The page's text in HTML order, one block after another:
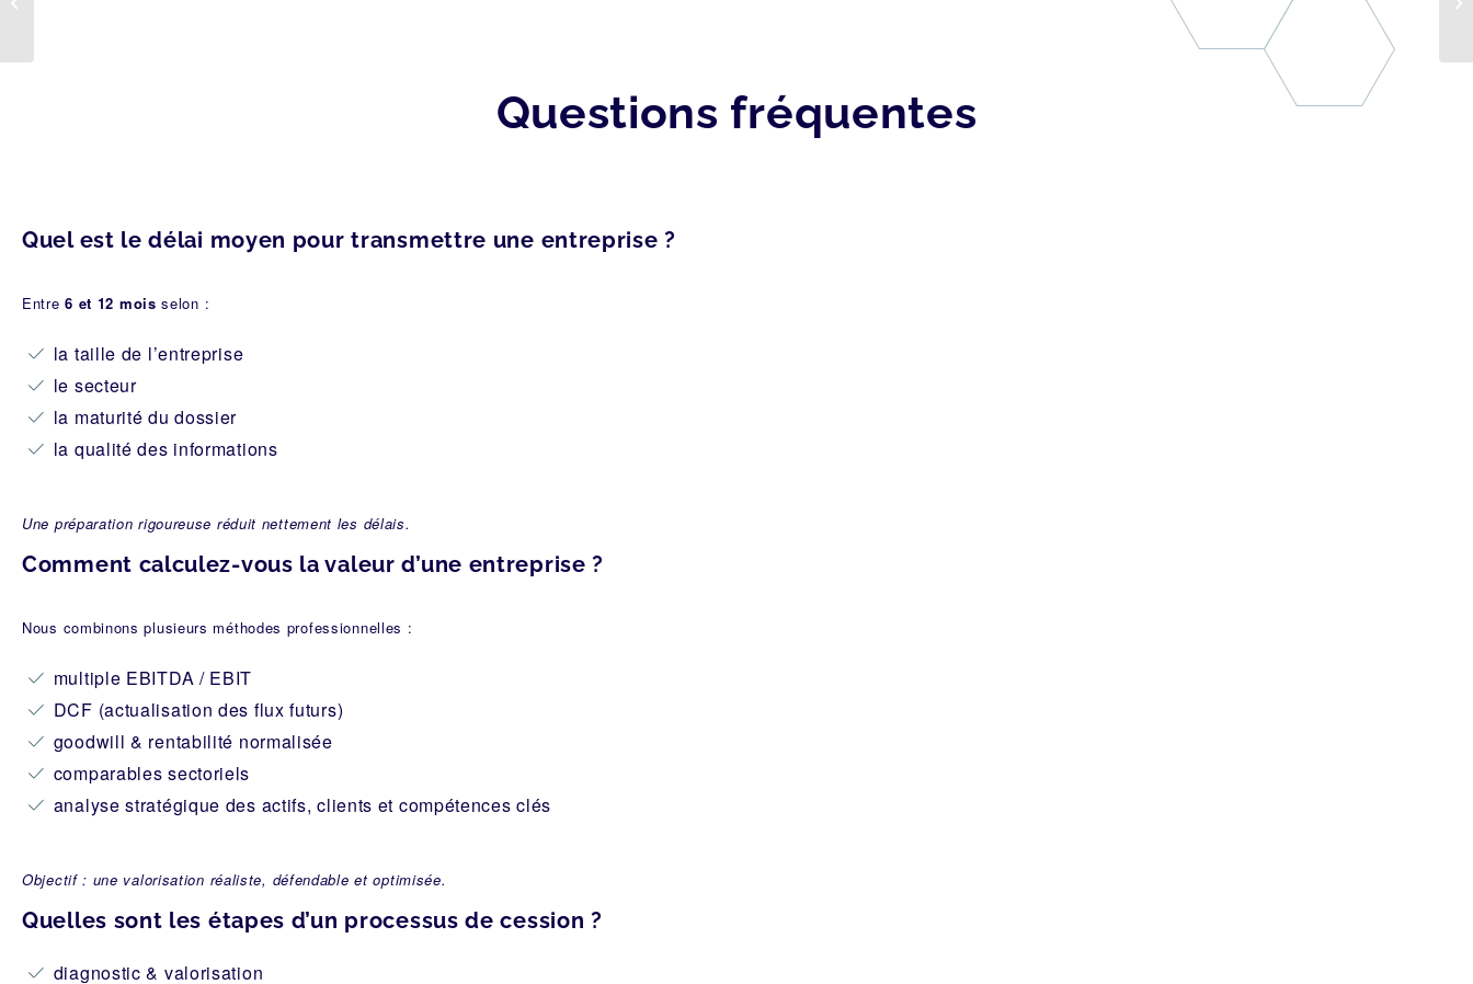
Questions fréquentes
Quel est le délai moyen pour transmettre une entreprise ?
Entre6 et 12 mois selon :
la taille de l’entreprise
le secteur
la maturité du dossier
la qualité des informations
Une préparation rigoureuse réduit nettement les délais.
Comment calculez-vous la valeur d’une entreprise ?
Nous combinons plusieurs méthodes professionnelles :
multiple EBITDA / EBIT
DCF (actualisation des flux futurs)
goodwill & rentabilité normalisée
comparables sectoriels
analyse stratégique des actifs, clients et compétences clés
Objectif : une valorisation réaliste, défendable et optimisée.
Quelles sont les étapes d’un processus de cession ?
diagnostic & valorisation